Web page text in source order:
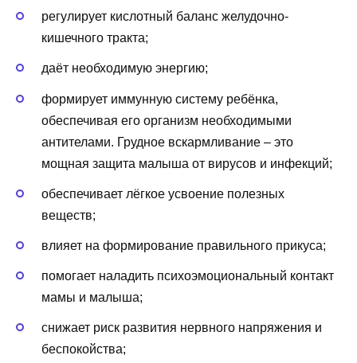
регулирует кислотный баланс желудочно-
кишечного тракта;
даёт необходимую энергию;
формирует иммунную систему ребёнка,
обеспечивая его организм необходимыми
антителами. Грудное вскармливание – это
мощная защита малыша от вирусов и инфекций;
обеспечивает лёгкое усвоение полезных
веществ;
влияет на формирование правильного прикуса;
помогает наладить психоэмоциональный контакт
мамы и малыша;
снижает риск развития нервного напряжения и
беспокойства;